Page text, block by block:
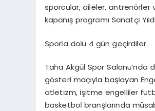
sporcular, aileler, antrenörler
kapanış programı Sanatçı
Sporla dolu 4 gün geçirdiler.
Taha Akgül Spor
gösteri maçıyla başlayan
atletizm, işitme engelliler
basketbol branşlarında